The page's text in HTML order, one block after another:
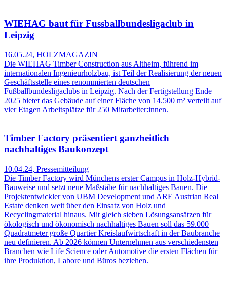
WIEHAG baut für Fussballbundesligaclub in
Leipzig
16.05.24, HOLZMAGAZIN
Die WIEHAG Timber Construction aus Altheim, führend im
internationalen Ingenieurholzbau, ist Teil der Realisierung der neuen
Geschäftsstelle eines renommierten deutschen
Fußballbundesligaclubs in Leipzig. Nach der Fertigstellung Ende
2025 bietet das Gebäude auf einer Fläche von 14.500 m² verteilt auf
vier Etagen Arbeitsplätze für 250 Mitarbeiter:innen.
Timber Factory präsentiert ganzheitlich
nachhaltiges Baukonzept
10.04.24, Pressemitteilung
Die Timber Factory wird Münchens erster Campus in Holz-Hybrid-
Bauweise und setzt neue Maßstäbe für nachhaltiges Bauen. Die
Projektentwickler von UBM Development und ARE Austrian Real
Estate denken weit über den Einsatz von Holz und
Recyclingmaterial hinaus. Mit gleich sieben Lösungsansätzen für
ökologisch und ökonomisch nachhaltiges Bauen soll das 59.000
Quadratmeter große Quartier Kreislaufwirtschaft in der Baubranche
neu definieren. Ab 2026 können Unternehmen aus verschiedensten
Branchen wie Life Science oder Automotive die ersten Flächen für
ihre Produktion, Labore und Büros beziehen.